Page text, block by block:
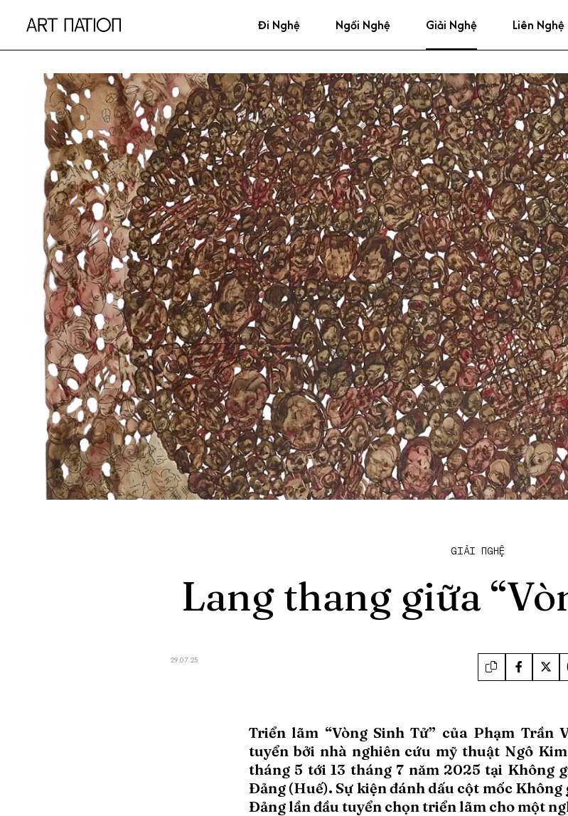
Đi Nghệ Ngồi Nghệ Giải Nghệ Liên Nghệ
GIẢI NGHỆ
Lang thang giữa
29.07.25
Triển lãm “Vòng Sinh Tử” của Phạm Trần
tuyển bởi nhà nghiên cứu mỹ thuật Ngô
tháng 5 tới 13 tháng 7 năm 2025 tại Không
Đảng (Huế). Sự kiện đánh dấu cột mốc Không
Đảng lần đầu tuyển chọn triển lãm cho một